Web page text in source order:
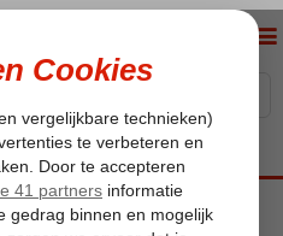
Sol Torremolinos Don Pablo